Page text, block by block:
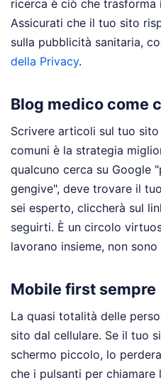
ricerca è ciò che trasforma
Assicurati che il tuo sito
sulla pubblicità sanitaria,
della Privacy.
Blog medico come
Scrivere articoli sul tuo
comuni è la strategia
qualcuno cerca su Google
gengive", deve trovare il
sei esperto, cliccherà sul
seguirti. È un circolo
lavorano insieme, non
Mobile first sempre
La quasi totalità delle
sito dal cellulare. Se il tuo
schermo piccolo, lo
che i pulsanti per